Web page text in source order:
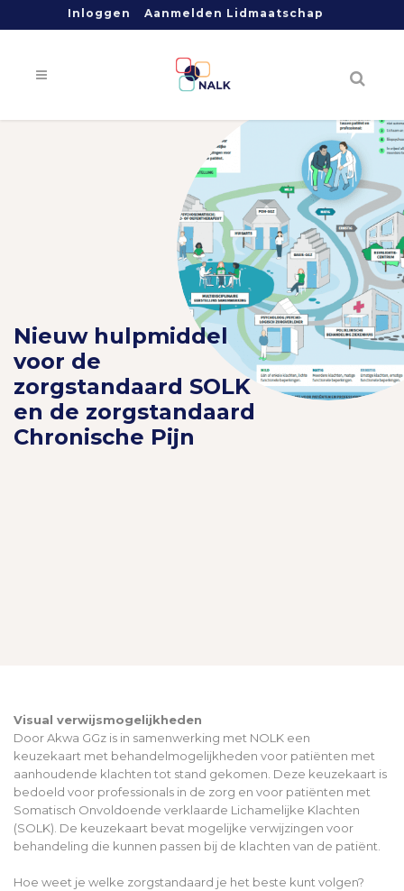
Inloggen Aanmelden Lidmaatschap
Nieuw hulpmiddel
voor de
zorgstandaard SOLK
en de zorgstandaard
Chronische Pijn
Visual verwijsmogelijkheden
Door Akwa GGz is in samenwerking met NOLK een
keuzekaart met behandelmogelijkheden voor patiënten met
aanhoudende klachten tot stand gekomen. Deze keuzekaart is
bedoeld voor professionals in de zorg en voor patiënten met
Somatisch Onvoldoende verklaarde Lichamelijke Klachten
(SOLK). De keuzekaart bevat mogelijke verwijzingen voor
behandeling die kunnen passen bij de klachten van de patiënt.
Hoe weet je welke zorgstandaard je het beste kunt volgen?